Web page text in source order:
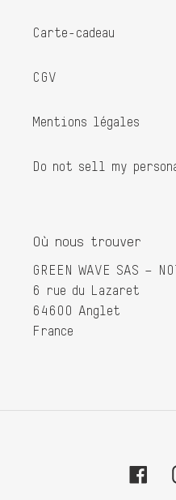
Carte-cadeau
CGV
Mentions légales
Do not sell my
Où nous trouver
GREEN WAVE SAS –
6 rue du Lazaret
64600 Anglet
France